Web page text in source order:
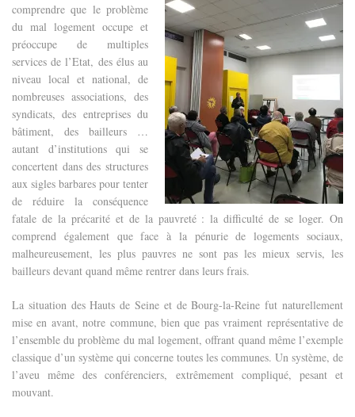
comprendre que le problème
du mal logement occupe et
préoccupe de multiples
services de l’Etat, des élus au
niveau local et national, de
nombreuses associations, des
syndicats, des entreprises du
bâtiment, des bailleurs …
autant d’institutions qui se
concertent dans des structures
aux sigles barbares pour tenter
de réduire la conséquence
fatale de la précarité et de la pauvreté : la difficulté de se loger. On
comprend également que face à la pénurie de logements sociaux,
malheureusement, les plus pauvres ne sont pas les mieux servis, les
bailleurs devant quand même rentrer dans leurs frais.
La situation des Hauts de Seine et de Bourg-la-Reine fut naturellement
mise en avant, notre commune, bien que pas vraiment représentative de
l’ensemble du problème du mal logement, offrant quand même l’exemple
classique d’un système qui concerne toutes les communes. Un système, de
l’aveu même des conférenciers, extrêmement compliqué, pesant et
mouvant.